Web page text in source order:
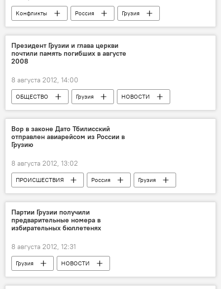
Конфликты Россия
Грузия
НОВОСТИ
Четыре года после войны: реакции сторон
Президент Грузии и глава церкви
почтили память погибших в августе
2008
8 августа 2012, 14:00
ОБЩЕСТВО Грузия
НОВОСТИ
Четыре года после войны: реакции сторон
Вор в законе Дато Тбилисский
отправлен авиарейсом из России в
Грузию
8 августа 2012, 13:02
ПРОИСШЕСТВИЯ Россия
Грузия
НОВОСТИ
Партии Грузии получили
предварительные номера в
избирательных бюллетенях
8 августа 2012, 12:31
Грузия НОВОСТИ